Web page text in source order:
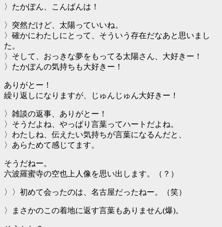
〉たかぽん、こんばんは！
〉突然だけど、太陽っていいね。
〉確かにわたしにとって、そういう存在だなあと思いまし
た。
〉そして、おっきな夢をもってる太陽さん、大好きー！
〉たかぽんの気持ちも大好きー！
ありがとー！
繰り返しになりますが、じゅんじゅん大好きー！
〉雑談の返事、ありがとー！
〉そうだよね、やっぱり言葉ってハートだよね。
〉わたしね、伝えたい気持ちが言葉になるんだと、
〉あらためて感じてます。
そうだねー。
六波羅蜜寺の空也上人像を思い出します。（？）
〉〉初めて会ったのは、名古屋だったねー。（笑）
〉まさかのこの着地に返す言葉もありません(爆)。